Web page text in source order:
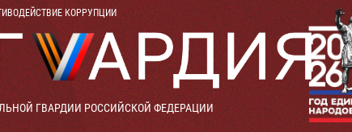
КОРРУПЦИИ
ГВАРДИИ РОССИЙСКОЙ ФЕДЕРАЦИИ